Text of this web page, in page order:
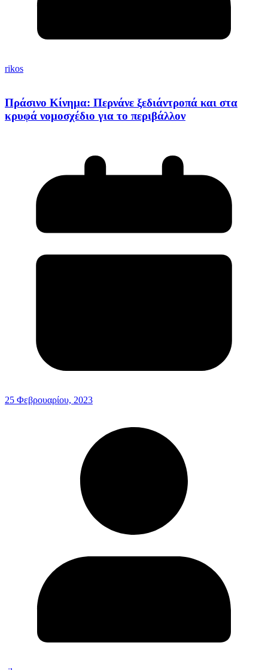
rikos
Πράσινο Κίνημα: Περνάνε ξεδιάντροπά και στα
κρυφά νομοσχέδιο για το περιβάλλον
25 Φεβρουαρίου, 2023